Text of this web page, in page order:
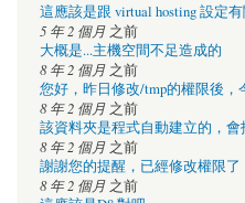
這應該是跟 virtual hosting 設定
5 年 2 個月 之前
大概是...主機空間不足造成的
8 年 2 個月 之前
您好，昨日修改/tmp的權限後，
8 年 2 個月 之前
該資料夾是程式自動建立的，
8 年 2 個月 之前
謝謝您的提醒，已經修改權限
8 年 2 個月 之前